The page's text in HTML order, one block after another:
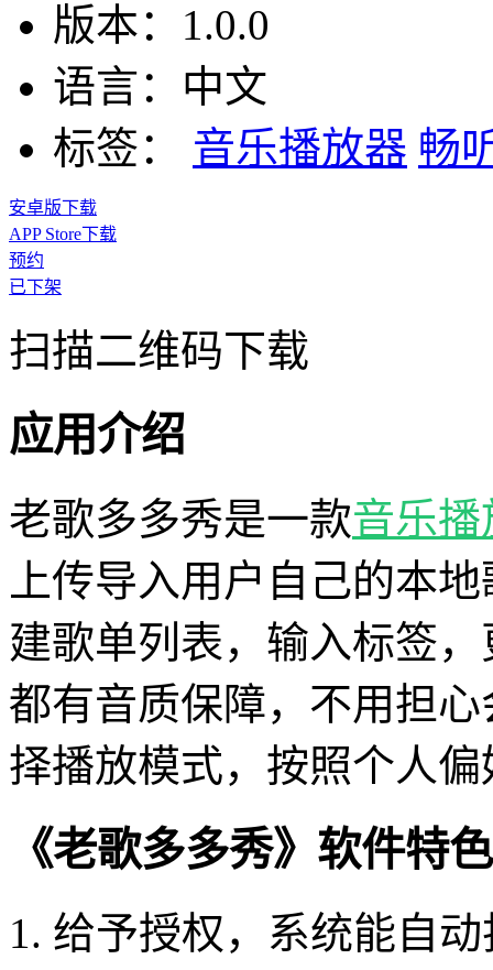
版本： 1.0.0
语言： 中文
标签：
音乐播放器 畅
安卓版下载
APP Store下载
预约
已下架
扫描二维码下载
应用介绍
老歌多多秀是一款音乐播
上传导入用户自己的本
建歌单列表，输入标签
都有音质保障，不用担
择播放模式，按照个人
《老歌多多秀》软件特
1. 给予授权，系统能自